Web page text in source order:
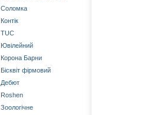
Соломка
Контік
TUC
Ювілейний
Корона Барни
Бісквіт фірмовий
Дебют
Roshen
Зоологічне